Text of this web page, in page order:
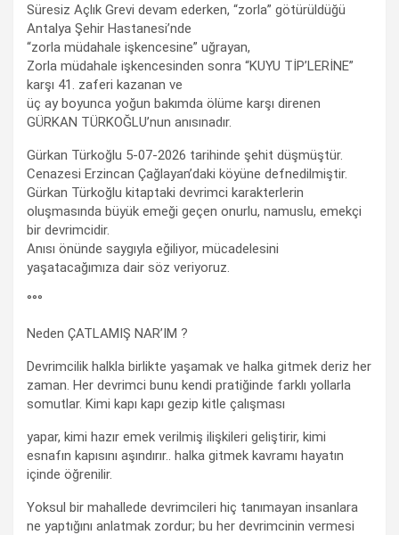
Süresiz Açlık Grevi devam ederken, “zorla” götürüldüğü
Antalya Şehir Hastanesi’nde
“zorla müdahale işkencesine” uğrayan,
Zorla müdahale işkencesinden sonra “KUYU TİP’LERİNE”
karşı 41. zaferi kazanan ve
üç ay boyunca yoğun bakımda ölüme karşı direnen
GÜRKAN TÜRKOĞLU’nun anısınadır.
Gürkan Türkoğlu 5-07-2026 tarihinde şehit düşmüştür.
Cenazesi Erzincan Çağlayan’daki köyüne defnedilmiştir.
Gürkan Türkoğlu kitaptaki devrimci karakterlerin
oluşmasında büyük emeği geçen onurlu, namuslu, emekçi
bir devrimcidir.
Anısı önünde saygıyla eğiliyor, mücadelesini
yaşatacağımıza dair söz veriyoruz.
°°°
Neden ÇATLAMIŞ NAR’IM ?
Devrimcilik halkla birlikte yaşamak ve halka gitmek deriz her
zaman. Her devrimci bunu kendi pratiğinde farklı yollarla
somutlar. Kimi kapı kapı gezip kitle çalışması
yapar, kimi hazır emek verilmiş ilişkileri geliştirir, kimi
esnafın kapısını aşındırır.. halka gitmek kavramı hayatın
içinde öğrenilir.
Yoksul bir mahallede devrimcileri hiç tanımayan insanlara
ne yaptığını anlatmak zordur; bu her devrimcinin vermesi